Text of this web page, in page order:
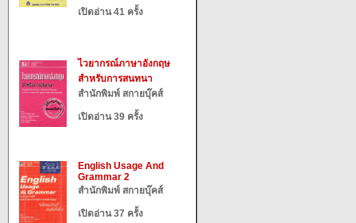
เปิดอ่าน 41 ครั้ง
ไวยากรณ์ภาษาอังกฤษ
สำหรับการสนทนา
สำนักพิมพ์ สกายบุ๊คส์
เปิดอ่าน 39 ครั้ง
English Usage And
Grammar 2
สำนักพิมพ์ สกายบุ๊คส์
เปิดอ่าน 37 ครั้ง